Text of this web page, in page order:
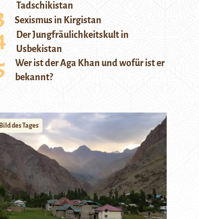
Tadschikistan
Sexismus in Kirgistan
Der Jungfräulichkeitskult in
Usbekistan
Wer ist der Aga Khan und wofür ist er
bekannt?
Bild des Tages